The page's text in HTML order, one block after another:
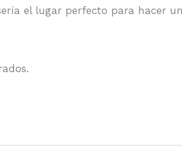
el lugar perfecto para hacer